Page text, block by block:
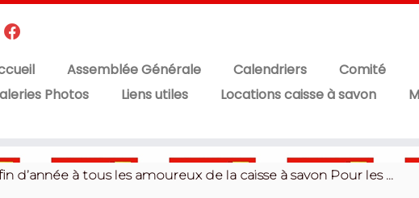
Assemblée Générale Calendriers Comité
Photos
Liens utiles Locations caisse à savon
d’année à tous les amoureux de la caisse à savon Pour les …